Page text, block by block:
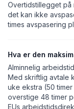
Overtidstillegget
det kan ikke
times avspasering
Hva er den
Alminnelig
Med skriftlig avtale
uke ekstra (50
overstige 48 timer
EUs